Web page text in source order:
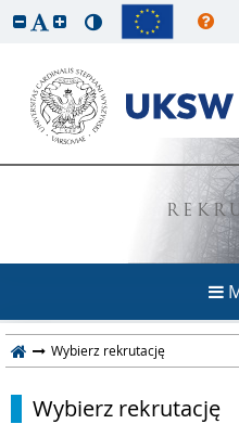
Wybierz rekrutację
Wybierz rekrutację